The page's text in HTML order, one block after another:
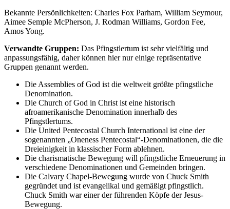
Bekannte Persönlichkeiten: Charles Fox Parham, William Seymour,
Aimee Semple McPherson, J. Rodman Williams, Gordon Fee,
Amos Yong.
Verwandte Gruppen: Das Pfingstlertum ist sehr vielfältig und
anpassungsfähig, daher können hier nur einige repräsentative
Gruppen genannt werden.
Die Assemblies of God ist die weltweit größte pfingstliche
Denomination.
Die Church of God in Christ ist eine historisch
afroamerikanische Denomination innerhalb des
Pfingstlertums.
Die United Pentecostal Church International ist eine der
sogenannten „Oneness Pentecostal“-Denominationen, die die
Dreieinigkeit in klassischer Form ablehnen.
Die charismatische Bewegung will pfingstliche Erneuerung in
verschiedene Denominationen und Gemeinden bringen.
Die Calvary Chapel-Bewegung wurde von Chuck Smith
gegründet und ist evangelikal und gemäßigt pfingstlich.
Chuck Smith war einer der führenden Köpfe der Jesus-
Bewegung.